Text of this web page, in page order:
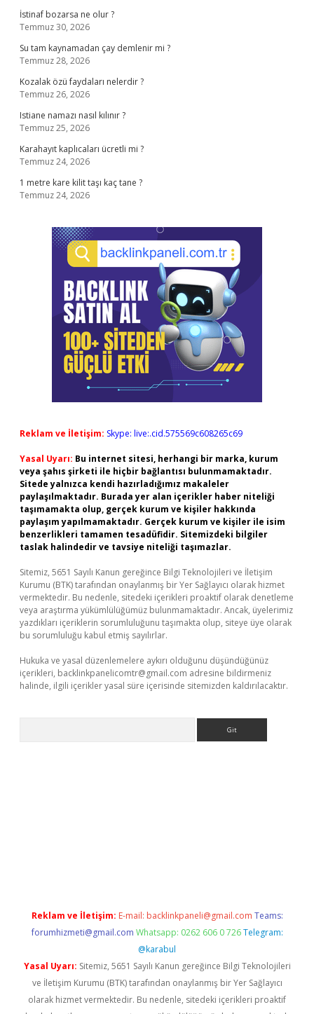
İstinaf bozarsa ne olur ?
Temmuz 30, 2026
Su tam kaynamadan çay demlenir mi ?
Temmuz 28, 2026
Kozalak özü faydaları nelerdir ?
Temmuz 26, 2026
Istiane namazı nasıl kılınır ?
Temmuz 25, 2026
Karahayıt kaplıcaları ücretli mi ?
Temmuz 24, 2026
1 metre kare kilit taşı kaç tane ?
Temmuz 24, 2026
Reklam ve İletişim: Skype: live:.cid.575569c608265c69
Yasal Uyarı: Bu internet sitesi, herhangi bir marka, kurum
veya şahıs şirketi ile hiçbir bağlantısı bulunmamaktadır.
Sitede yalnızca kendi hazırladığımız makaleler
paylaşılmaktadır. Burada yer alan içerikler haber niteliği
taşımamakta olup, gerçek kurum ve kişiler hakkında
paylaşım yapılmamaktadır. Gerçek kurum ve kişiler ile isim
benzerlikleri tamamen tesadüfidir. Sitemizdeki bilgiler
taslak halindedir ve tavsiye niteliği taşımazlar.
Sitemiz, 5651 Sayılı Kanun gereğince Bilgi Teknolojileri ve İletişim
Kurumu (BTK) tarafından onaylanmış bir Yer Sağlayıcı olarak hizmet
vermektedir. Bu nedenle, sitedeki içerikleri proaktif olarak denetleme
veya araştırma yükümlülüğümüz bulunmamaktadır. Ancak, üyelerimiz
yazdıkları içeriklerin sorumluluğunu taşımakta olup, siteye üye olarak
bu sorumluluğu kabul etmiş sayılırlar.
Hukuka ve yasal düzenlemelere aykırı olduğunu düşündüğünüz
içerikleri, backlinkpanelicomtr@gmail.com adresine bildirmeniz
halinde, ilgili içerikler yasal süre içerisinde sitemizden kaldırılacaktır.
Reklam ve İletişim: E-mail: backlinkpaneli@gmail.com Teams:
forumhizmeti@gmail.com Whatsapp: 0262 606 0 726 Telegram:
@karabul
Yasal Uyarı: Sitemiz, 5651 Sayılı Kanun gereğince Bilgi Teknolojileri
ve İletişim Kurumu (BTK) tarafından onaylanmış bir Yer Sağlayıcı
olarak hizmet vermektedir. Bu nedenle, sitedeki içerikleri proaktif